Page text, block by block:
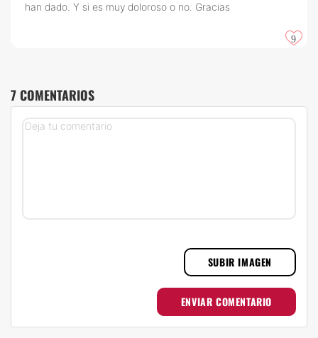
han dado. Y si es muy doloroso o no. Gracias
9
7 COMENTARIOS
SUBIR IMAGEN
ENVIAR COMENTARIO